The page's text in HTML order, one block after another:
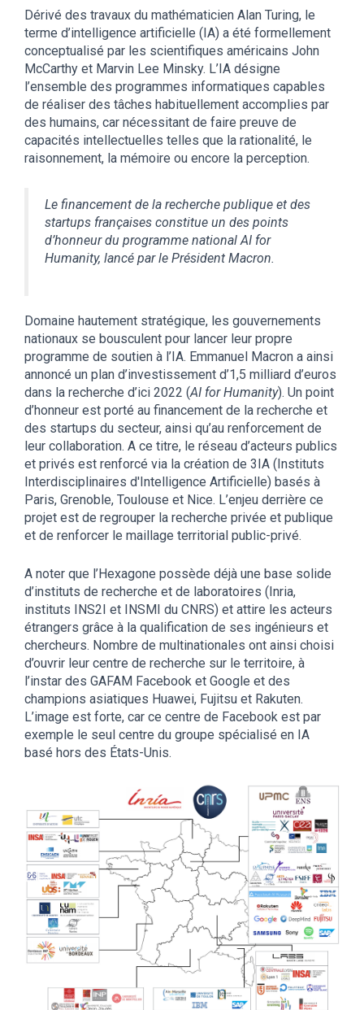
Dérivé des travaux du mathématicien Alan Turing, le
terme d’intelligence artificielle (IA) a été formellement
conceptualisé par les scientifiques américains John
McCarthy et Marvin Lee Minsky. L’IA désigne
l’ensemble des programmes informatiques capables
de réaliser des tâches habituellement accomplies par
des humains, car nécessitant de faire preuve de
capacités intellectuelles telles que la rationalité, le
raisonnement, la mémoire ou encore la perception.
Le financement de la recherche publique et des
startups françaises constitue un des points
d’honneur du programme national AI for
Humanity, lancé par le Président Macron.
Domaine hautement stratégique, les gouvernements
nationaux se bousculent pour lancer leur propre
programme de soutien à l’IA. Emmanuel Macron a ainsi
annoncé un plan d’investissement d’1,5 milliard d’euros
dans la recherche d’ici 2022 (AI for Humanity). Un point
d’honneur est porté au financement de la recherche et
des startups du secteur, ainsi qu’au renforcement de
leur collaboration. A ce titre, le réseau d’acteurs publics
et privés est renforcé via la création de 3IA (Instituts
Interdisciplinaires d'Intelligence Artificielle) basés à
Paris, Grenoble, Toulouse et Nice. L’enjeu derrière ce
projet est de regrouper la recherche privée et publique
et de renforcer le maillage territorial public-privé.
A noter que l’Hexagone possède déjà une base solide
d’instituts de recherche et de laboratoires (Inria,
instituts INS2I et INSMI du CNRS) et attire les acteurs
étrangers grâce à la qualification de ses ingénieurs et
chercheurs. Nombre de multinationales ont ainsi choisi
d’ouvrir leur centre de recherche sur le territoire, à
l’instar des GAFAM Facebook et Google et des
champions asiatiques Huawei, Fujitsu et Rakuten.
L’image est forte, car ce centre de Facebook est par
exemple le seul centre du groupe spécialisé en IA
basé hors des États-Unis.